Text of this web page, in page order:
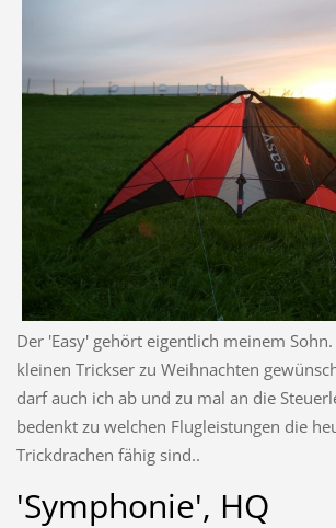
Der 'Easy' gehört eigentlich meinem
kleinen Trickser zu Weihnachten
darf auch ich ab und zu mal an die
bedenkt zu welchen Flugleistungen die
Trickdrachen fähig sind..
'Symphonie', HQ